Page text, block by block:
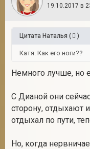
19.10.2017 в
Цитата Наталья ( )
Катя. Как его ноги??
Немного лучше, но
С Дианой они
сторону, отдыхают
отдыхал по пути,
Но, когда